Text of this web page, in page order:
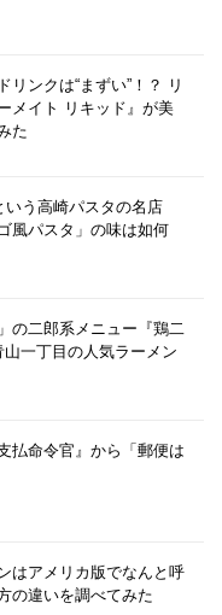
リンクは“まずい”！？ リ
メイト リキッド』が美
た
いう高崎パスタの名店
風パスタ」の味は如何
の二郎系メニュー『鶏二
一丁目の人気ラーメン
払命令官』から「郵便は
はアメリカ版でなんと呼
の違いを調べてみた